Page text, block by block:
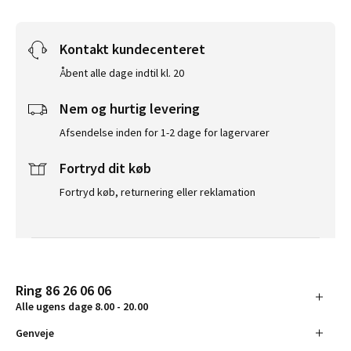
Kontakt kundecenteret
Åbent alle dage indtil kl. 20
Nem og hurtig levering
Afsendelse inden for 1-2 dage for lagervarer
Fortryd dit køb
Fortryd køb, returnering eller reklamation
Ring 86 26 06 06
Alle ugens dage 8.00 - 20.00
Genveje